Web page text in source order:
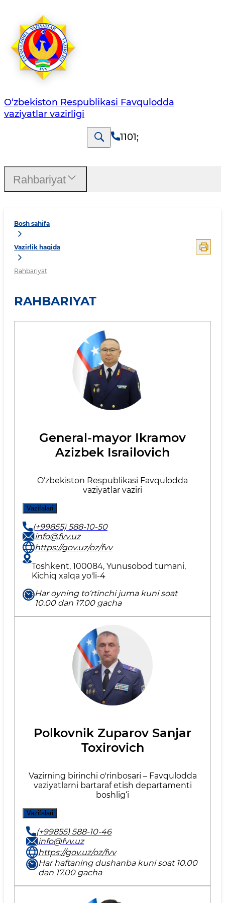
O‘zbеkistоn Rеspublikаsi Favqulodda
vaziyatlar vazirligi
1101;
Bosh sahifa
Vazirlik haqida
Rahbariyat
RAHBARIYAT
General-mayor Ikramov
Azizbek Israilovich
O‘zbеkistоn Rеspublikаsi Favqulоddа
vаziyatlаr vаziri
Vazifalari
(+99855) 588-10-50
info@fvv.uz
https://gov.uz/oz/fvv
Toshkent, 100084, Yunusobod tumani,
Kichiq xalqa yo'li-4
Har oyning to‘rtinchi juma kuni soat
10.00 dan 17.00 gacha
Polkovnik Zuparov Sanjar
Toxirovich
Vazirning birinchi o'rinbosari – Favqulodda
vaziyatlarni bartaraf etish departamenti
boshlig‘i
Vazifalari
(+99855) 588-10-46
info@fvv.uz
https://gov.uz/oz/fvv
Har haftaning dushanba kuni soat 10.00
dan 17.00 gacha
Rahbariyat